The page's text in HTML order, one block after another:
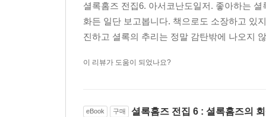
셜록홈즈 전집6. 아서코난도일저. 좋아하는
화든 일단 보고봅니다. 책으로도 소장하고 있
진하고 셜록의 추리는 정말 감탄밖에 나오지
이 리뷰가 도움이 되었나요?
eBook 구매 셜록홈즈 전집 6 : 셜록홈즈의